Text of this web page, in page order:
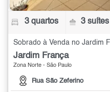
3 quartos 3 suítes
Sobrado à Venda no Jardim
Jardim França
Zona Norte - São Paulo
Rua São Zeferino